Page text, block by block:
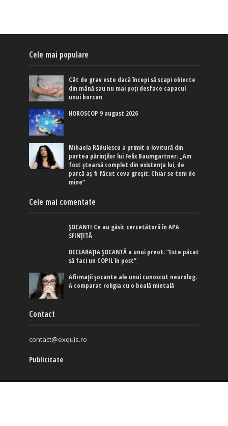
Cele mai populare
Cât de grav este dacă începi să scapi obiecte
din mână sau nu mai poți desface capacul
unui borcan
HOROSCOP 9 august 2026
Mihaela Rădulescu a primit o lovitură din
partea părinților lui Felix Baumgartner: „Am
fost ștearsă complet din existența lui, de
parcă aș fi făcut ceva greșit. Chiar se tem de
mine”
Cele mai comentate
ȘOCANT! Ce au găsit cercetătorii în APA
SFINȚITĂ
DECLARAȚIA ȘOCANTĂ a unui preot: ”Este păcat
să faci un COPIL în post”
Afirmaţii şocante ale unui cunoscut neurolog:
A comparat religia cu o boală mintală
Contact
contact@exquis.ro
Publicitate